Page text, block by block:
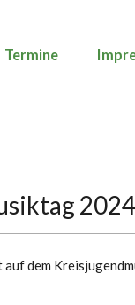
Termine
2024
dem